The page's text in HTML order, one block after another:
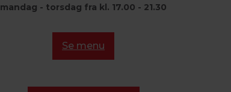
mandag - torsdag fra kl. 17.00 - 21.30
Se menu